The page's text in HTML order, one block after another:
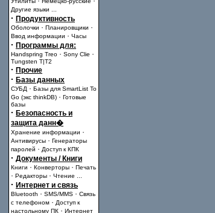
Другие языки
· Продуктивность
Оболочки · Планировщики ·
Ввод информации · Часы
· Программы для:
Handspring Treo · Sony Clie ·
Tungsten T|T2
· Прочие
· Базы данных
СУБД · Базы для SmartList To
Go (экс thinkDB) · Готовые
базы
· Безопасность и
защита данн�
Хранение информации ·
Антивирусы · Генераторы
паролей · Доступ к КПК
· Документы / Книги
Книги · Конверторы · Печать
· Редакторы · Чтение
· Интернет и связь
Bluetooth · SMS/MMS · Связь
с телефоном · Доступ к
настольному ПК · Интернет